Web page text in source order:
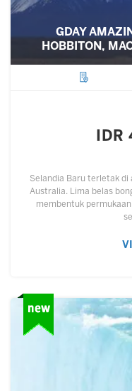
GDAY
HOBBITON,
Selandia Baru terletak di
Australia. Lima belas
membentuk